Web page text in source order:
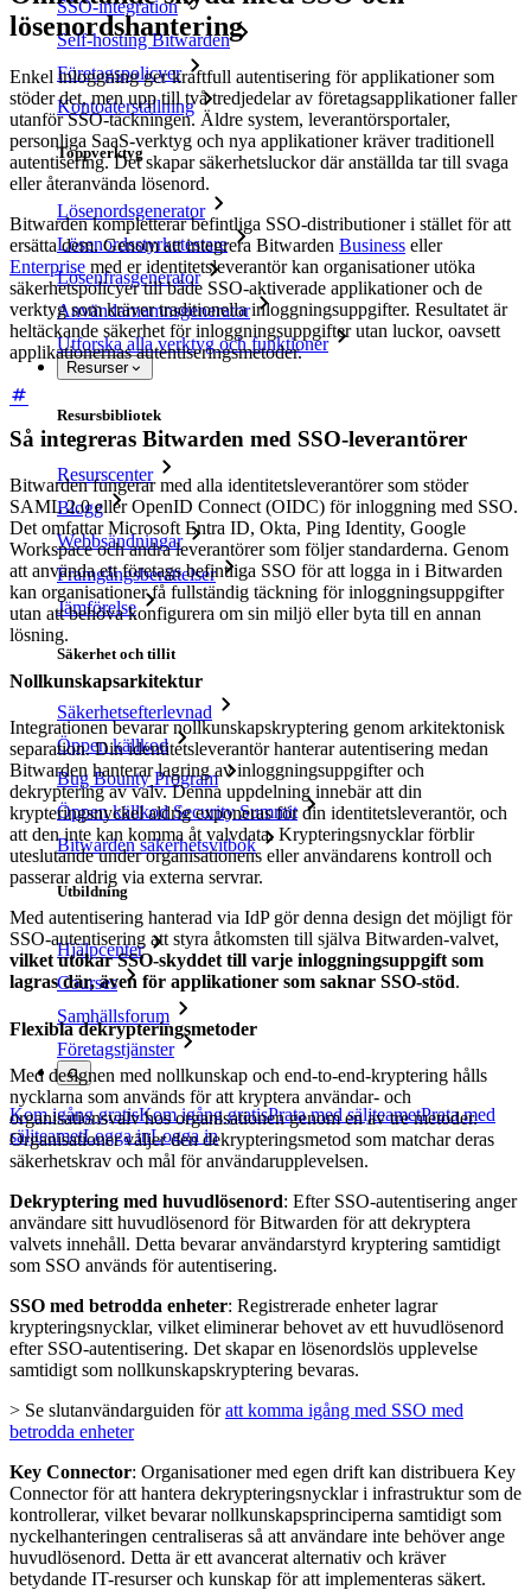
SSO-integration
Self-hosting Bitwarden
Företagspolicyer
Kontoåterställning
Toppverktyg
Lösenordsgenerator
Lösenordsstyrketestare
Lösenfrasgenerator
Användarnamnsgenerator
Utforska alla verktyg och funktioner
Resurser
Resursbibliotek
Resurscenter
Blogg
Webbsändningar
Framgångsberättelser
Jämförelse
Säkerhet och tillit
Säkerhetsefterlevnad
Öppen källkod
Bug Bounty Program
Öppen källkod Security Summit
Bitwarden säkerhetsvitbok
Utbildning
Hjälpcenter
Courses
Samhällsforum
Företagstjänster
Kom igång gratisKom igång gratisPrata med säljteametPrata med
säljteametLogga inLogga in
lösenordshantering
Enkel inloggning ger kraftfull autentisering för applikationer som
stöder det, men upp till två tredjedelar av företagsapplikationer faller
utanför SSO-täckningen. Äldre system, leverantörsportaler,
personliga SaaS-verktyg och nya applikationer kräver traditionell
autentisering. Det skapar säkerhetsluckor där anställda tar till svaga
eller återanvända lösenord.
Bitwarden kompletterar befintliga SSO-distributioner i stället för att
ersätta dem. Genom att integrera Bitwarden Business eller
Enterprise med er identitetsleverantör kan organisationer utöka
säkerhetspolicyer till både SSO-aktiverade applikationer och de
verktyg som kräver traditionella inloggningsuppgifter. Resultatet är
heltäckande säkerhet för inloggningsuppgifter utan luckor, oavsett
applikationernas autentiseringsmetoder.
Så integreras Bitwarden med SSO-leverantörer
Bitwarden fungerar med alla identitetsleverantörer som stöder
SAML 2.0 eller OpenID Connect (OIDC) för inloggning med SSO.
Det omfattar Microsoft Entra ID, Okta, Ping Identity, Google
Workspace och andra leverantörer som följer standarderna. Genom
att använda ett företags befintliga SSO för att logga in i Bitwarden
kan organisationer få fullständig täckning för inloggningsuppgifter
utan att behöva konfigurera om sin miljö eller byta till en annan
lösning.
Nollkunskapsarkitektur
Integrationen bevarar nollkunskapskryptering genom arkitektonisk
separation. Din identitetsleverantör hanterar autentisering medan
Bitwarden hanterar lagring av inloggningsuppgifter och
dekryptering av valv. Denna uppdelning innebär att din
krypteringsnyckel aldrig exponeras för din identitetsleverantör, och
att den inte kan komma åt valvdata. Krypteringsnycklar förblir
uteslutande under organisationens eller användarens kontroll och
passerar aldrig via externa servrar.
Med autentisering hanterad via IdP gör denna design det möjligt för
SSO-autentisering att styra åtkomsten till själva Bitwarden-valvet,
vilket utökar SSO-skyddet till varje inloggningsuppgift som
lagras där, även för applikationer som saknar SSO-stöd.
Flexibla dekrypteringsmetoder
Med designen med nollkunskap och end-to-end-kryptering hålls
nycklarna som används för att kryptera användar- och
organisationsvalv hos organisationen genom en av tre metoder.
Organisationer väljer den dekrypteringsmetod som matchar deras
säkerhetskrav och mål för användarupplevelsen.
Dekryptering med huvudlösenord: Efter SSO-autentisering anger
användare sitt huvudlösenord för Bitwarden för att dekryptera
valvets innehåll. Detta bevarar användarstyrd kryptering samtidigt
som SSO används för autentisering.
SSO med betrodda enheter: Registrerade enheter lagrar
krypteringsnycklar, vilket eliminerar behovet av ett huvudlösenord
efter SSO-autentisering. Det skapar en lösenordslös upplevelse
samtidigt som nollkunskapskryptering bevaras.
> Se slutanvändarguiden föratt komma igång med SSO med
betrodda enheter
Key Connector: Organisationer med egen drift kan distribuera Key
Connector för att hantera dekrypteringsnycklar i infrastruktur som de
kontrollerar, vilket bevarar nollkunskapsprinciperna samtidigt som
nyckelhanteringen centraliseras så att användare inte behöver ange
huvudlösenord. Detta är ett avancerat alternativ och kräver
betydande IT-resurser och kunskap för att implementeras säkert.